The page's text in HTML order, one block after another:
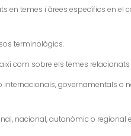
en temes i àrees específics en
terminològics.
com sobre els temes
governamentals o
nacional, autonòmic o